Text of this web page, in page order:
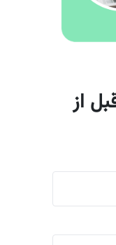
از